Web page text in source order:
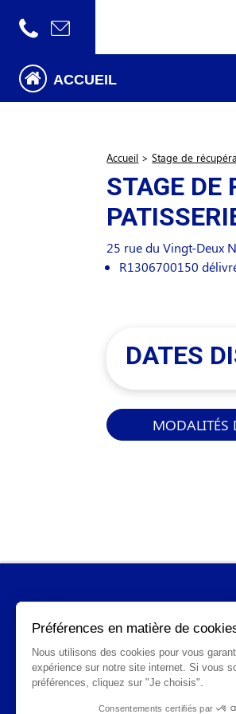
ACCUEIL
Accueil > Stage de
STAGE DE
25 rue du Vingt-Deux
R1306700150
DATES
MODALITÉS
FAQ
CGV